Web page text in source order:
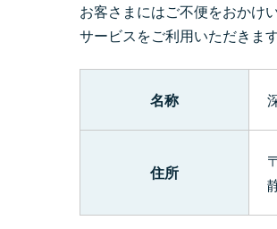
お客さまにはご不便をおかけ
サービスをご利用いただきま
名称
住所